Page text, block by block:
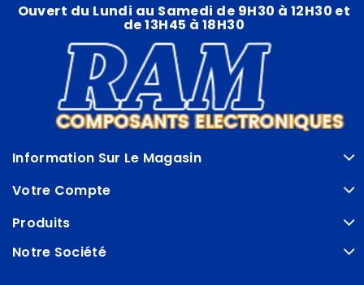
Ouvert du Lundi au Samedi de 9H30 à 12H30 et
de 13H45 à 18H30
Information Sur Le Magasin
Votre Compte
Produits
Notre Société